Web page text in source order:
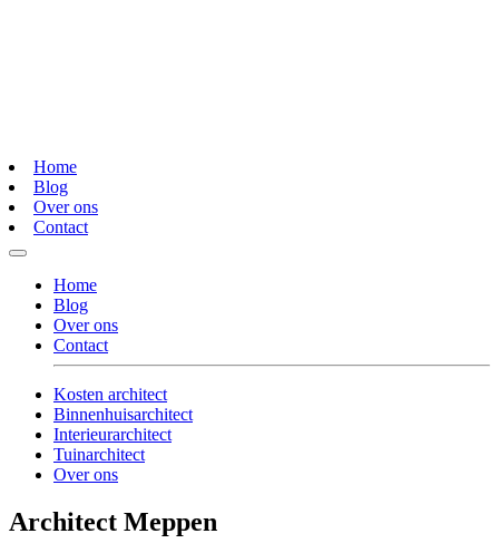
Home
Blog
Over ons
Contact
Home
Blog
Over ons
Contact
Kosten architect
Binnenhuisarchitect
Interieurarchitect
Tuinarchitect
Over ons
Architect Meppen